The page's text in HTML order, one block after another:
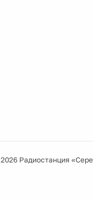
2026 Радиостанция